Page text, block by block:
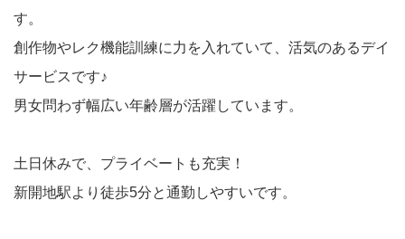
す。
創作物やレク機能訓練に力を入れていて、活気のあるデイ
サービスです♪
男女問わず幅広い年齢層が活躍しています。
土日休みで、プライベートも充実！
新開地駅より徒歩5分と通勤しやすいです。